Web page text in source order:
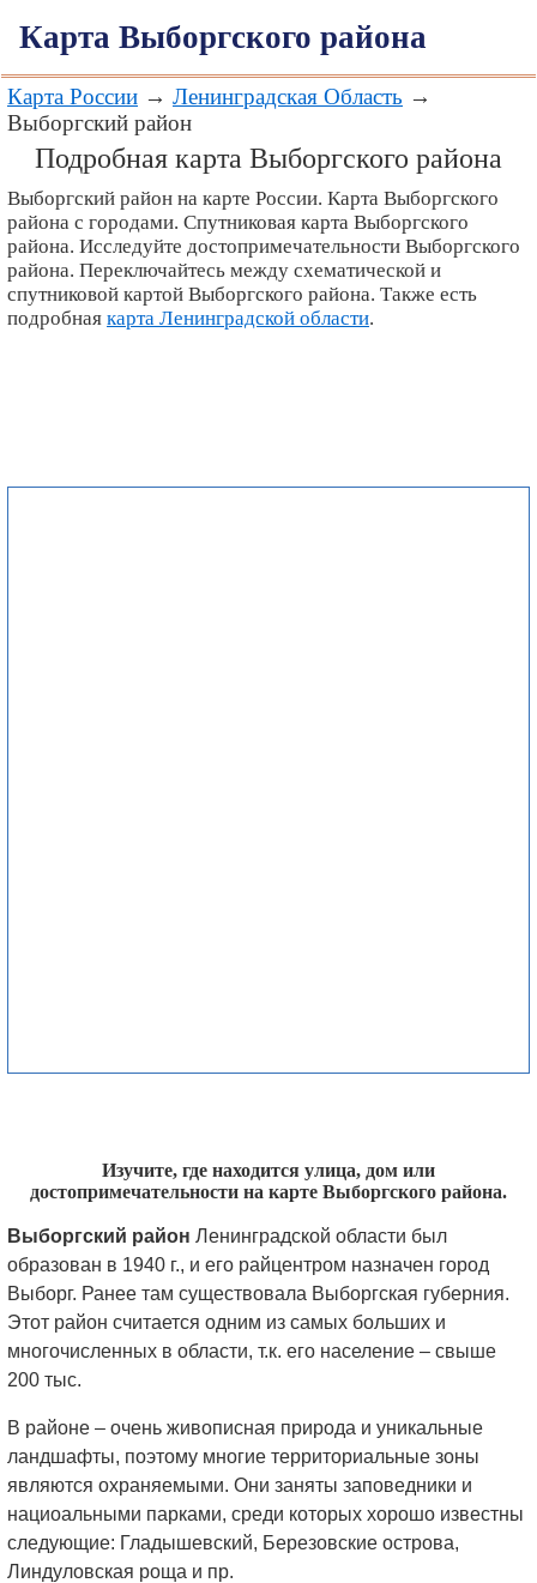
Карта Выборгского района
Карта России → Ленинградская Область →
Выборгский район
Подробная карта Выборгского района
Выборгский район на карте России. Карта Выборгского
района с городами. Спутниковая карта Выборгского
района. Исследуйте достопримечательности Выборгского
района. Переключайтесь между схематической и
спутниковой картой Выборгского района. Также есть
подробная карта Ленинградской области.
Изучите, где находится улица, дом или
достопримечательности на карте Выборгского района.
Выборгский район Ленинградской области был
образован в 1940 г., и его райцентром назначен город
Выборг. Ранее там существовала Выборгская губерния.
Этот район считается одним из самых больших и
многочисленных в области, т.к. его население – свыше
200 тыс.
В районе – очень живописная природа и уникальные
ландшафты, поэтому многие территориальные зоны
являются охраняемыми. Они заняты заповедники и
нациоальными парками, среди которых хорошо известны
следующие: Гладышевский, Березовские острова,
Линдуловская роща и пр.